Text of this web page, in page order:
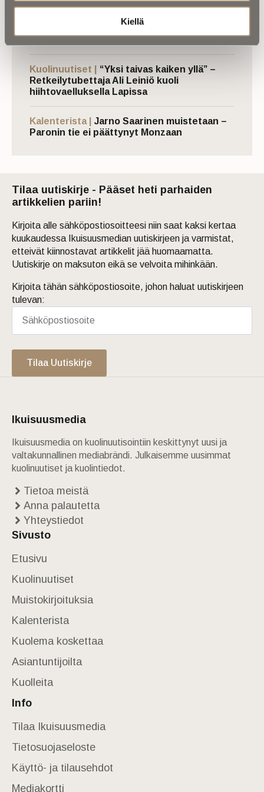
Kiellä
Kuolema koskettaa | Seitsemän veljestä 2.0
Ukrainan vapauden puolesta
Kuolinuutiset |
“Yksi taivas kaiken yllä” –
Retkeilytubettaja Ali Leiniö kuoli
hiihtovaelluksella Lapissa
Kalenterista |
Jarno Saarinen muistetaan –
Paronin tie ei päättynyt Monzaan
Tilaa uutiskirje - Pääset heti parhaiden
artikkelien pariin!
Kirjoita alle sähköpostiosoitteesi niin saat kaksi kertaa
kuukaudessa Ikuisuusmedian uutiskirjeen ja varmistat,
etteivät kiinnostavat artikkelit jää huomaamatta.
Uutiskirje on maksuton eikä se velvoita mihinkään.
Kirjoita tähän sähköpostiosoite, johon haluat uutiskirjeen
tulevan:
Tilaa Uutiskirje
Ikuisuusmedia
Ikuisuusmedia on kuolinuutisointiin keskittynyt uusi ja
valtakunnallinen mediabrändi. Julkaisemme uusimmat
kuolinuutiset ja kuolintiedot.
Tietoa meistä
Anna palautetta
Yhteystiedot
Sivusto
Etusivu
Kuolinuutiset
Muistokirjoituksia
Kalenterista
Kuolema koskettaa
Asiantuntijoilta
Kuolleita
Info
Tilaa Ikuisuusmedia
Tietosuojaseloste
Käyttö- ja tilausehdot
Mediakortti